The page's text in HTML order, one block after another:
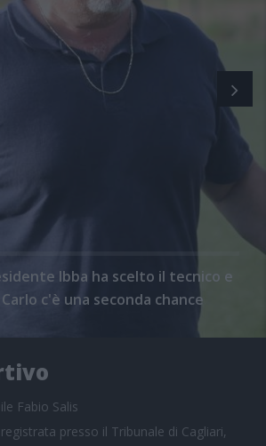
Ibba ha scelto il tecnico e
c'è una seconda chance
Fabio Salis
presso il Tribunale di Cagliari,